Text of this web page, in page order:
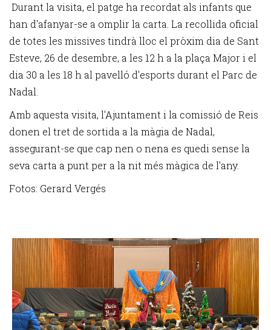
Durant la visita, el patge ha recordat als infants que
han d'afanyar-se a omplir la carta. La recollida oficial
de totes les missives tindrà lloc el pròxim dia de Sant
Esteve, 26 de desembre, a les 12 h a la plaça Major i el
dia 30 a les 18 h al pavelló d'esports durant el Parc de
Nadal.
Amb aquesta visita, l'Ajuntament i la comissió de Reis
donen el tret de sortida a la màgia de Nadal,
assegurant-se que cap nen o nena es quedi sense la
seva carta a punt per a la nit més màgica de l'any.
Fotos: Gerard Vergés